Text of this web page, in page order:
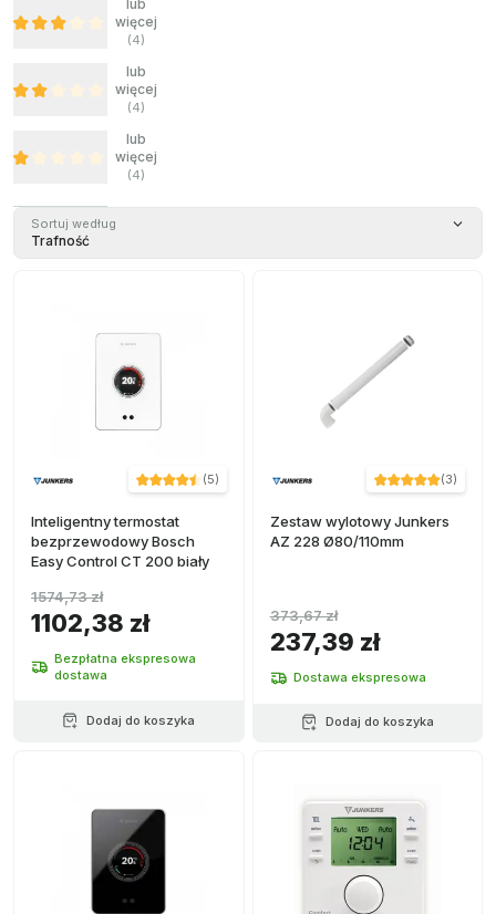
lub
więcej
(4)
lub
więcej
(4)
lub
więcej
(4)
Sortuj według
Trafność
(5)
Inteligentny termostat
bezprzewodowy Bosch
Easy Control CT 200 biały
1102,38 zł
1574,73 zł
Bezpłatna ekspresowa
dostawa
Dodaj do koszyka
(3)
Zestaw wylotowy Junkers
AZ 228 Ø80/110mm
237,39 zł
373,67 zł
Dostawa ekspresowa
Dodaj do koszyka